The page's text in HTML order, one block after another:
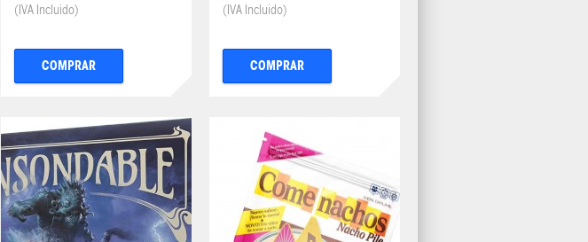
(IVA Incluido)
COMPRAR
(IVA Incluido)
COMPRAR